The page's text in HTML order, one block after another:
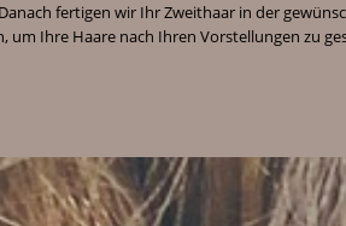
fertigen wir Ihr Zweithaar in der
um Ihre Haare nach Ihren Vorstellungen zu